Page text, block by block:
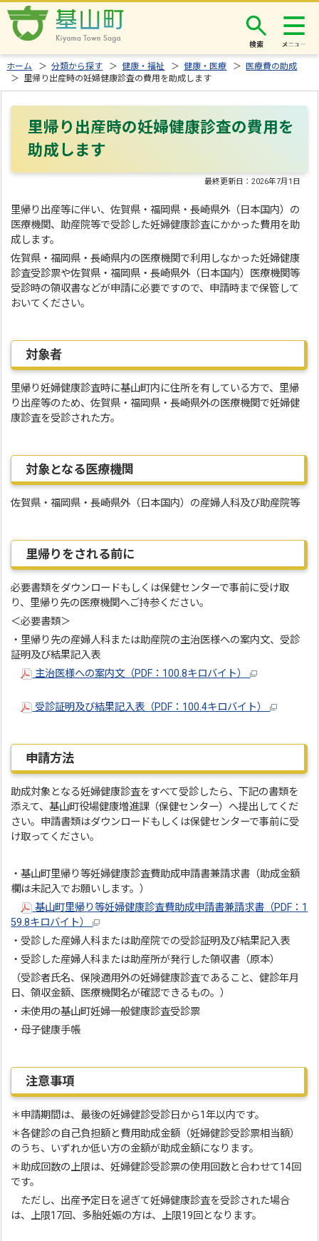
検索
ホーム ＞分類から探す ＞健康・福祉 ＞健康・医療 ＞
医療費の助成
＞ 里帰り出産時の妊婦健康診査の費用を助成します
里帰り出産時の妊婦健康診査の費用を
助成します
最終更新日：2026年7月1日
里帰り出産等に伴い、佐賀県・福岡県・長崎県外（日本国内）の
医療機関、助産院等で受診した妊婦健康診査にかかった費用を助
成します。
佐賀県・福岡県・長崎県内の医療機関で利用しなかった妊婦健康
診査受診票や佐賀県・福岡県・長崎県外（日本国内）医療機関等
受診時の領収書などが申請に必要ですので、申請時まで保管して
おいてください。
対象者
里帰り妊婦健康診査時に基山町内に住所を有している方で、里帰
り出産等のため、佐賀県・福岡県・長崎県外の医療機関で妊婦健
康診査を受診された方。
対象となる医療機関
佐賀県・福岡県・長崎県外（日本国内）の産婦人科及び助産院等
里帰りをされる前に
必要書類をダウンロードもしくは保健センターで事前に受け取
り、里帰り先の医療機関へご持参ください。
＜必要書類＞
・里帰り先の産婦人科または助産院の主治医様への案内文、受診
証明及び結果記入表
主治医様への案内文（PDF：100.8キロバイト）
受診証明及び結果記入表（PDF：100.4キロバイト）
申請方法
助成対象となる妊婦健康診査をすべて受診したら、下記の書類を
添えて、基山町役場健康増進課（保健センター）へ提出してくだ
さい。申請書類はダウンロードもしくは保健センターで事前に受
け取ってください。
・基山町里帰り等妊婦健康診査費助成申請書兼請求書（助成金額
欄は未記入でお願いします。）
基山町里帰り等妊婦健康診査費助成申請書兼請求書（PDF：1
59.8キロバイト）
・受診した産婦人科または助産院での受診証明及び結果記入表
・受診した産婦人科または助産所が発行した領収書（原本）
（受診者氏名、保険適用外の妊婦健康診査であること、健診年月
日、領収金額、医療機関名が確認できるもの。）
・未使用の基山町妊婦一般健康診査受診票
・母子健康手帳
注意事項
＊申請期間は、最後の妊婦健診受診日から1年以内です。
＊各健診の自己負担額と費用助成金額（妊婦健診受診票相当額）
のうち、いずれか低い方の金額が助成金額になります。
＊助成回数の上限は、妊婦健診受診票の使用回数と合わせて14回
です。
ただし、出産予定日を過ぎて妊婦健康診査を受診された場合
は、上限17回、多胎妊娠の方は、上限19回となります。